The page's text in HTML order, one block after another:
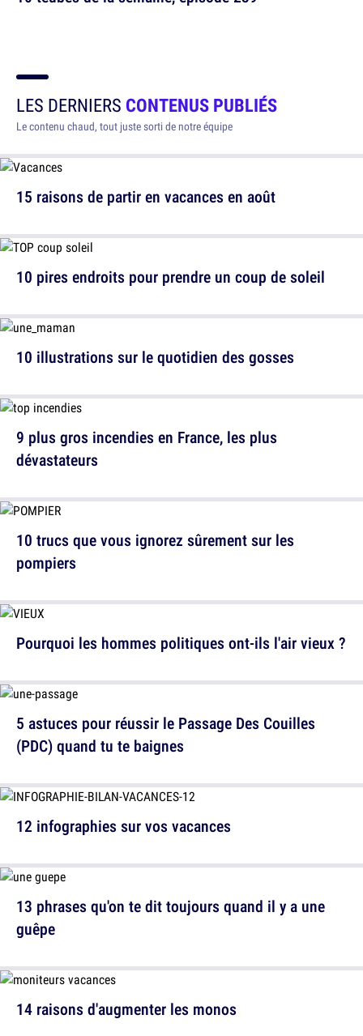
LES DERNIERS CONTENUS PUBLIÉS
Le contenu chaud, tout juste sorti de notre équipe
15 raisons de partir en vacances en août
10 illustrations sur le quotidien des gosses
10 trucs que vous ignorez sûrement sur les
pompiers
5 astuces pour réussir le Passage Des Couilles
(PDC) quand tu te baignes
13 phrases qu'on te dit toujours quand il y a une
guêpe
10 pires endroits pour prendre un coup de soleil
9 plus gros incendies en France, les plus
dévastateurs
Pourquoi les hommes politiques ont-ils l'air vieux ?
12 infographies sur vos vacances
14 raisons d'augmenter les monos